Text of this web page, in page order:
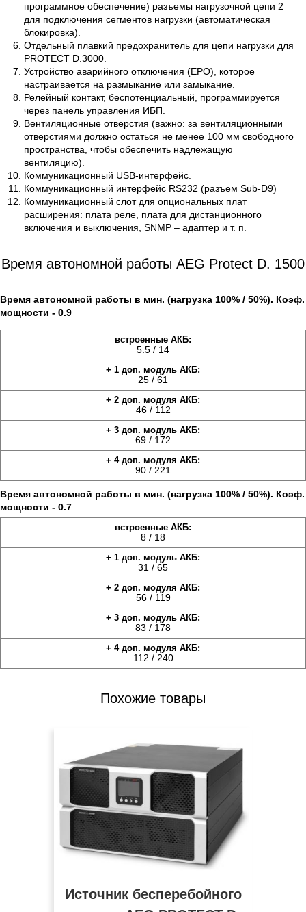
программное обеспечение) разъемы нагрузочной цепи 2
для подключения сегментов нагрузки (автоматическая
блокировка).
Отдельный плавкий предохранитель для цепи нагрузки для
PROTECT D.3000.
Устройство аварийного отключения (EPO), которое
настраивается на размыкание или замыкание.
Релейный контакт, беспотенциальный, программируется
через панель управления ИБП.
Вентиляционные отверстия (важно: за вентиляционными
отверстиями должно остаться не менее 100 мм свободного
пространства, чтобы обеспечить надлежащую
вентиляцию).
Коммуникационный USB-интерфейс.
Коммуникационный интерфейс RS232 (разъем Sub-D9)
Коммуникационный слот для опциональных плат
расширения: плата реле, плата для дистанционного
включения и выключения, SNMP – адаптер и т. п.
Время автономной работы AEG Protect D. 1500
Время автономной работы в мин. (нагрузка 100% / 50%). Коэф.
мощности - 0.9
5.5 / 14
25 / 61
46 / 112
69 / 172
90 / 221
Время автономной работы в мин. (нагрузка 100% / 50%). Коэф.
мощности - 0.7
8 / 18
31 / 65
56 / 119
83 / 178
112 / 240
Похожие товары
Источник бесперебойного